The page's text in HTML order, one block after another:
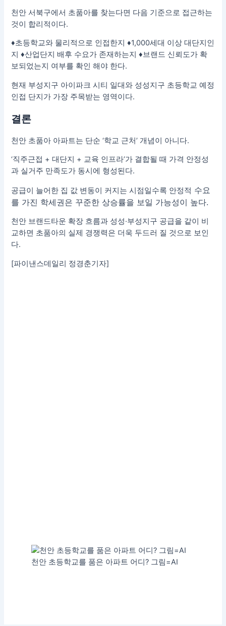
천안 서북구에서 초품아를 찾는다면 다음 기준으로 접근하는
것이 합리적이다.
♦초등학교와 물리적으로 인접한지 ♦1,000세대 이상 대단지인
지 ♦산업단지 배후 수요가 존재하는지 ♦브랜드 신뢰도가 확
보되었는지 여부를 확인 해야 한다.
현재 부성지구 아이파크 시티 일대와 성성지구 초등학교 예정
인접 단지가 가장 주목받는 영역이다.
결론
천안 초품아 아파트는 단순 ‘학교 근처’ 개념이 아니다.
‘직주근접 + 대단지 + 교육 인프라’가 결합될 때 가격 안정성
과 실거주 만족도가 동시에 형성된다.
공급이 늘어한 집 값 변동이 커지는 시점일수록 안정적 수요
를 가진 학세권은 꾸준한 상승률을 보일 가능성이 높다.
천안 브랜드타운 확장 흐름과 성성·부성지구 공급을 같이 비
교하면 초품아의 실제 경쟁력은 더욱 두드러 질 것으로 보인
다.
[파이낸스데일리 정경춘기자]
천안 초등학교를 품은 아파트 어디? 그림=AI